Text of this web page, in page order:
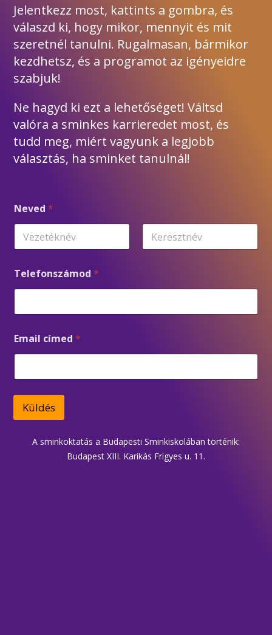
Jelentkezz most, kattints a gombra, és
válaszd ki, hogy mikor, mennyit és mit
szeretnél tanulni. Rugalmasan, bármikor
kezdhetsz, és a programot az igényeidre
szabjuk!
Ne hagyd ki ezt a lehetőséget! Váltsd
valóra a sminkes karrieredet most, és
tudd meg, miért vagyunk a legjobb
választás, ha sminket tanulnál!
m
a
l
e
l
e
o
s
o
d
Neved *
Telefonszámod *
Email címed *
Küldés
A sminkoktatás a Budapesti Sminkiskolában történik:
Budapest XIII. Karikás Frigyes u. 11.